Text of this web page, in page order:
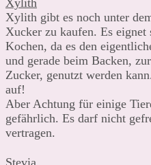
Xylith gibt es noch unter
Xucker zu kaufen. Es
Kochen, da es den
und gerade beim Backen,
Zucker, genutzt werden
auf!
Aber Achtung für einige
gefährlich. Es darf nicht
vertragen.
Stevia